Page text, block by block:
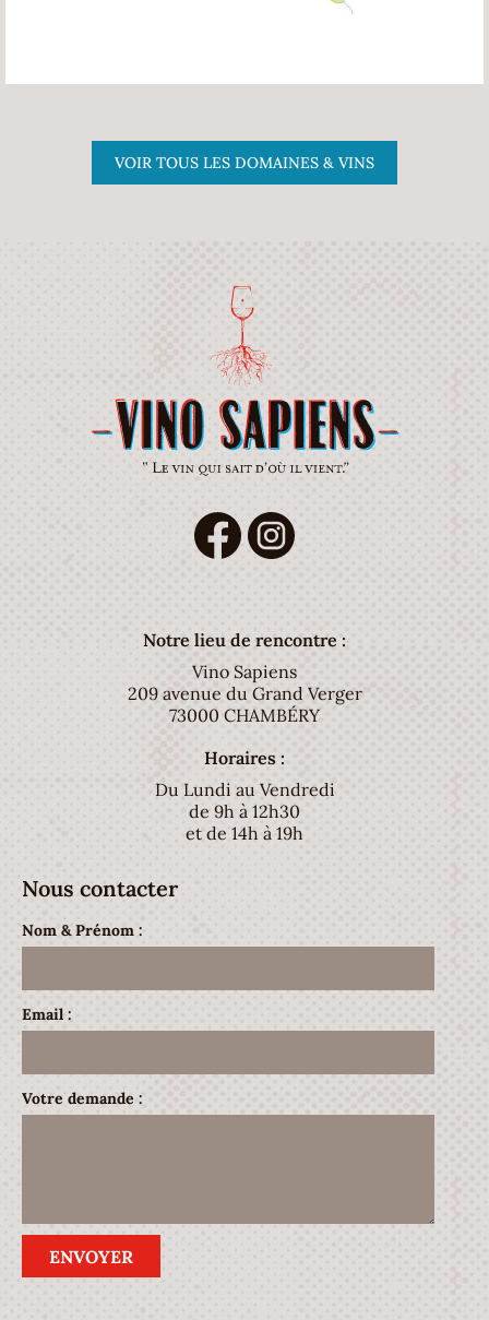
VOIR TOUS LES DOMAINES & VINS
Notre lieu de rencontre :
Vino Sapiens
209 avenue du Grand Verger
73000 CHAMBÉRY
Horaires :
Du Lundi au Vendredi
de 9h à 12h30
et de 14h à 19h
Nous contacter
Nom & Prénom :
Email :
Votre demande :
ENVOYER